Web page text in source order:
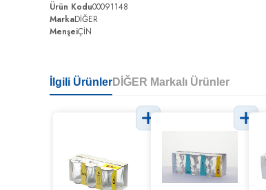
Ürün Kodu00091148
MarkaDİĞER
MenşeiÇİN
İlgili ÜrünlerDİĞER Markalı Ürünler